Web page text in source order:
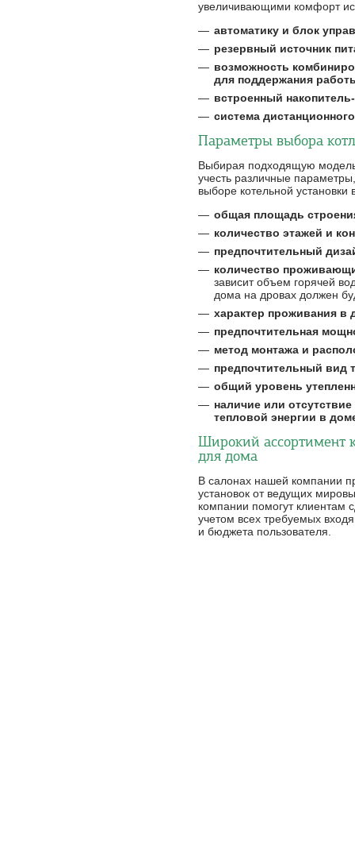
увеличивающими комфорт
автоматику и блок
резервный источник
возможность
для поддержания
встроенный
система
Параметры выбора
Выбирая подходящую
учесть различные
выборе котельной
общая площадь
количество этажей и
предпочтительный
количество
зависит объем горячей
дома на дровах должен
характер проживания в
предпочтительная
метод монтажа и
предпочтительный вид
общий уровень
наличие или
тепловой энергии в
Широкий ассортимент
для дома
В салонах нашей компании
установок от ведущих
компании помогут клиентам
учетом всех требуемых
и бюджета пользователя.